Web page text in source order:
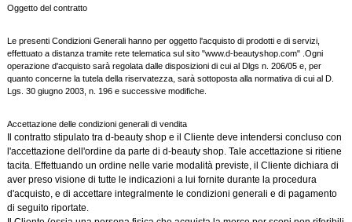
SCONTI
CONTATTI
Oggetto del contratto
Le presenti Condizioni Generali hanno per oggetto l'acquisto di prodotti e di servizi,
effettuato a distanza tramite rete telematica sul sito "www.d-beautyshop.com" .Ogni
operazione d'acquisto sarà regolata dalle disposizioni di cui al Dlgs n. 206/05 e, per
quanto concerne la tutela della riservatezza, sarà sottoposta alla normativa di cui al D.
Lgs. 30 giugno 2003, n. 196 e successive modifiche.
Accettazione delle condizioni generali di vendita
Il contratto stipulato tra d-beauty shop e il Cliente deve intendersi concluso con
l'accettazione dell'ordine da parte di d-beauty shop. Tale accettazione si ritiene
tacita. Effettuando un ordine nelle varie modalità previste, il Cliente dichiara di
aver preso visione di tutte le indicazioni a lui fornite durante la procedura
d'acquisto, e di accettare integralmente le condizioni generali e di pagamento
di seguito riportate.